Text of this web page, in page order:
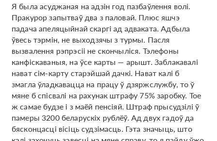
Я была асуджаная на адзін год пазбаўлення волі.
Пракурор запытваў два з паловай. Плюс яшчэ
падача апеляцыйнай скаргі ад адваката. Адбыла
ўвесь тэрмін, не выходзячы з турмы. Пасля
вызвалення рэпрэсіі не скончыліся. Тэлефоны
канфіскаваныя, на ўсе карты — арышт. Заблакавалі
нават сім-карту старэйшай дачкі. Нават калі б
змагла ўладкавацца на працу ў дзяржслужбу, то ў
мяне б спісвалі на рахунак штрафу 75% заробку. Тое
ж самае будзе і з маёй пенсіяй. Штраф прысудзілі ў
памеры 3200 беларускіх рублёў. Ад двух гадоў да
бясконцасці вісіць судзімасць. Гэта значыць, што